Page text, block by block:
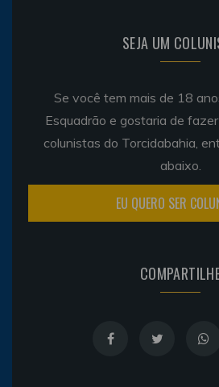
SEJA UM
Se você tem mais de 18
Esquadrão e gostaria de
colunistas do Torcidabahia,
abaixo.
EU QUERO SER